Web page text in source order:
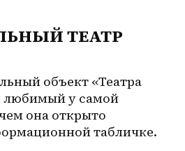
ТЕАТР
объект «Театра
любимый у самой
она открыто
табличке.